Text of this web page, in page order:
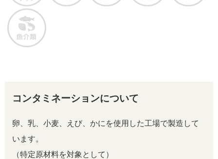
コンタミネーションについて
卵、乳、小麦、えび、かにを使用した工場で製造して
います。
（特定原材料を対象として）